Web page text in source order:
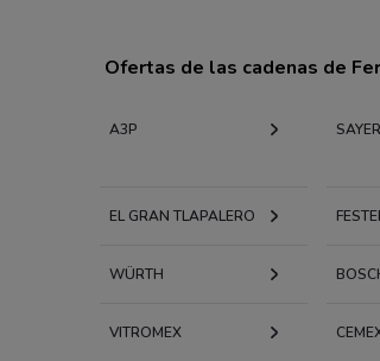
Ofertas de las cadenas de
A3P SAYER
EL GRAN TLAPALERO
WÜRTH
VITROMEX